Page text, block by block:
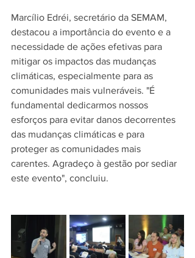
Marcílio Edréi, secretário da SEMAM,
destacou a importância do evento e a
necessidade de ações efetivas para
mitigar os impactos das mudanças
climáticas, especialmente para as
comunidades mais vulneráveis. "É
fundamental dedicarmos nossos
esforços para evitar danos decorrentes
das mudanças climáticas e para
proteger as comunidades mais
carentes. Agradeço à gestão por sediar
este evento", concluiu.